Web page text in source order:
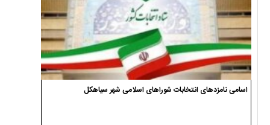
اسامی نامزدهای انتخابات شوراهای اسلامی شهر سیاهکل